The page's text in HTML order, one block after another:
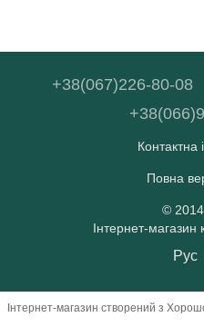
+38(067)226-80-08
Контактна
Повна
©
Інтернет-магазин
Рус
Інтернет-магазин створений з